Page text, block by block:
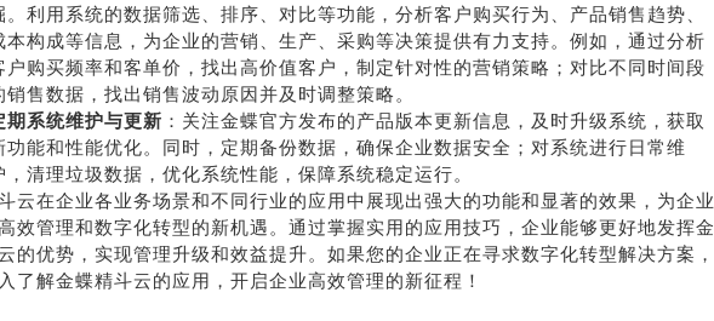
。利用系统的数据筛选、排序、对比等功能，分析客户购买行为、产品销售趋势、
本构成等信息，为企业的营销、生产、采购等决策提供有力支持。例如，通过分析
户购买频率和客单价，找出高价值客户，制定针对性的营销策略；对比不同时间段
销售数据，找出销售波动原因并及时调整策略。
期系统维护与更新 ：关注金蝶官方发布的产品版本更新信息，及时升级系统，获取
功能和性能优化。同时，定期备份数据，确保企业数据安全；对系统进行日常维
，清理垃圾数据，优化系统性能，保障系统稳定运行。
云在企业各业务场景和不同行业的应用中展现出强大的功能和显著的效果，为企业
效管理和数字化转型的新机遇。通过掌握实用的应用技巧，企业能够更好地发挥金
的优势，实现管理升级和效益提升。如果您的企业正在寻求数字化转型解决方案，
了解金蝶精斗云的应用，开启企业高效管理的新征程！